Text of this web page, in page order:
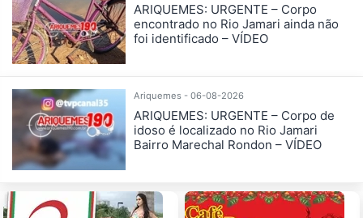
ARIQUEMES: URGENTE – Corpo
encontrado no Rio Jamari ainda não
foi identificado – VÍDEO
Ariquemes - 06-08-2026
ARIQUEMES: URGENTE – Corpo de
idoso é localizado no Rio Jamari
Bairro Marechal Rondon – VÍDEO